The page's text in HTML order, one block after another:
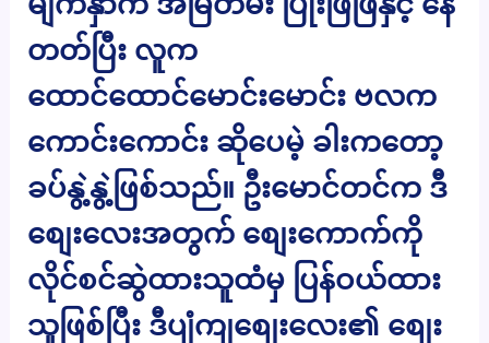
တတ်ပြီး လူက
ထောင်ထောင်မောင်းမောင်း ဗလက
ကောင်းကောင်း ဆိုပေမဲ့ ခါးကတော့
ခပ်နွဲ့နွဲ့ဖြစ်သည်။ ဦးမောင်တင်က ဒီ
စျေးလေးအတွက် စျေးကောက်ကို
လိုင်စင်ဆွဲထားသူထံမှ ပြန်ဝယ်ထား
သူဖြစ်ပြီး ဒီပျံကျစျေးလေး၏ စျေး